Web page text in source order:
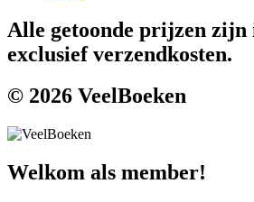
Alle getoonde prijzen zijn
exclusief verzendkosten.
© 2026 VeelBoeken
Welkom als member!